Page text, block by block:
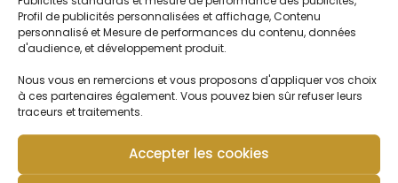
Profil de publicités personnalisées et affichage, Contenu
personnalisé et Mesure de performances du contenu, données
d'audience, et développement produit.
Nous vous en remercions et vous proposons d'appliquer vos choix
à ces partenaires également. Vous pouvez bien sûr refuser leurs
traceurs et traitements.
Accepter les cookies
Produit associé
-58%